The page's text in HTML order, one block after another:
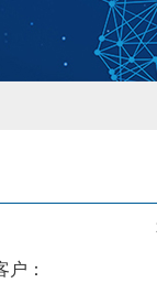
户：